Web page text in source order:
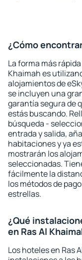
¿Cómo
La forma más
Khaimah es
alojamientos de
se incluyen una
garantía segura de
estás buscando.
búsqueda -
entrada y salida,
habitaciones y ya
mostrarán los
seleccionadas.
fácilmente la
los métodos de
estrellas.
¿Qué
en Ras Al
Los hoteles en Ras